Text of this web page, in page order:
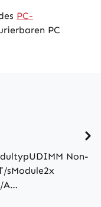
PC-
PC
Non-
​sModule2x
​A…